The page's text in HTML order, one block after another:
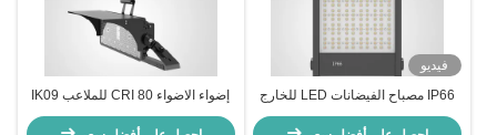
فيديو
IP66 مصباح الفيضانات LED للخارج
لمقاومة الصدمات العالية في
إضواء الاضواء CRI 80 للملاعب IK09
مقاومة التأثير